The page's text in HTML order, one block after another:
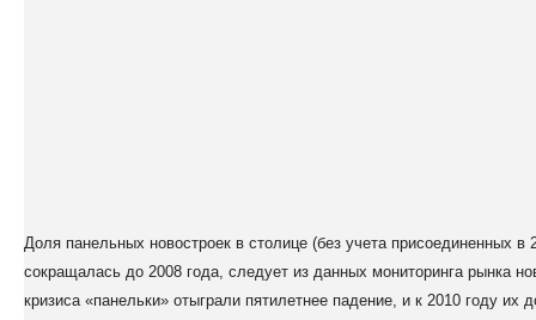
Доля панельных новостроек в столице (без учета присоединенных
сокращалась до 2008 года, следует из данных мониторинга рынка
кризиса «панельки» отыграли пятилетнее падение, и к 2010 году